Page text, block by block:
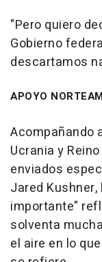
"Pero quiero
Gobierno
descartamos
APOYO
Acompañando
Ucrania y
enviados
Jared
importante"
solventa
el aire en lo